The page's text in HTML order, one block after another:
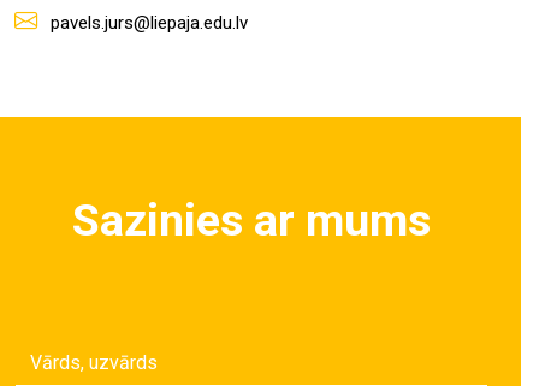
pavels.jurs@liepaja.edu.lv
Sazinies ar mums